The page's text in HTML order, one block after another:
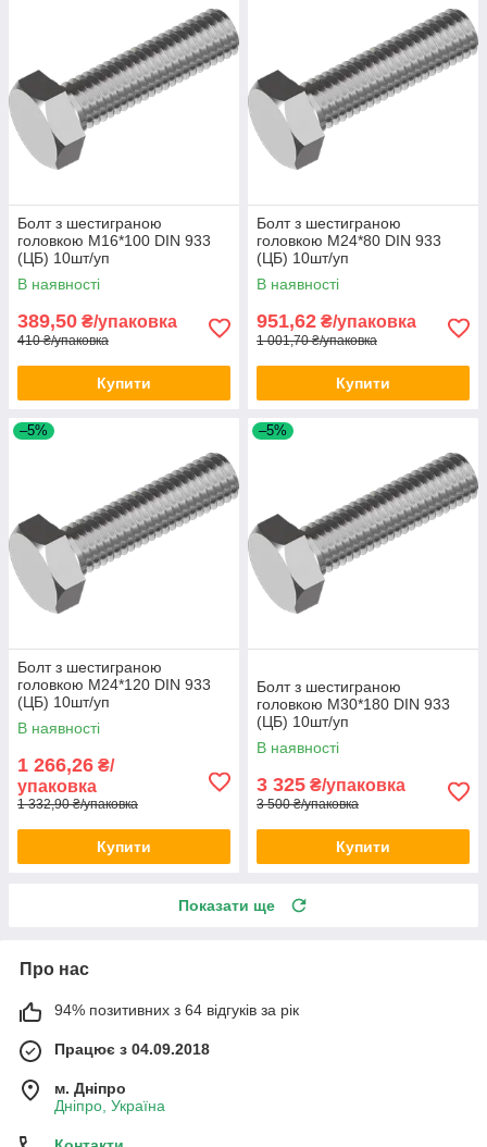
Болт з шестиграною
головкою М16*100 DIN 933
(ЦБ) 10шт/уп
В наявності
389,50 ₴/упаковка
410 ₴/упаковка
Купити
Болт з шестиграною
головкою М24*80 DIN 933
(ЦБ) 10шт/уп
В наявності
951,62 ₴/упаковка
1 001,70 ₴/упаковка
Купити
–5%
Болт з шестиграною
головкою М24*120 DIN 933
(ЦБ) 10шт/уп
В наявності
1 266,26 ₴/
упаковка
1 332,90 ₴/упаковка
Купити
–5%
Болт з шестиграною
головкою М30*180 DIN 933
(ЦБ) 10шт/уп
В наявності
3 325 ₴/упаковка
3 500 ₴/упаковка
Купити
Показати ще
Про нас
94% позитивних з 64 відгуків за рік
Працює з 04.09.2018
м. Дніпро
Дніпро, Україна